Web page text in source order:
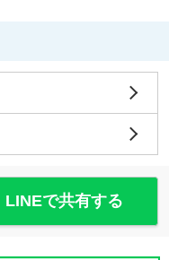
LINEで共有する